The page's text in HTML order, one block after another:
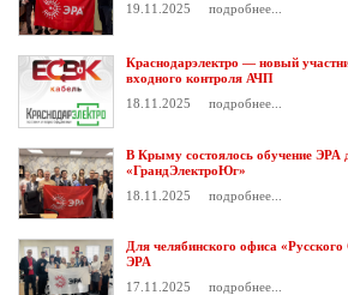
19.11.2025
подробнее...
Краснодарэлектро — новый
входного контроля АЧП
18.11.2025
подробнее...
В Крыму состоялось обучение ЭРА
«ГрандЭлектроЮг»
18.11.2025
подробнее...
Для челябинского офиса «Русского
ЭРА
17.11.2025
подробнее...